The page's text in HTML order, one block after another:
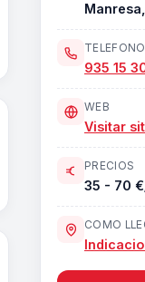
TELEFONO
935 15
WEB
Visitar
PRECIOS
35 - 70
COMO